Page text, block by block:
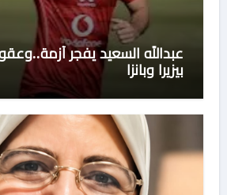
عبدالله السعيد يفجر
بيزيرا وبانزا